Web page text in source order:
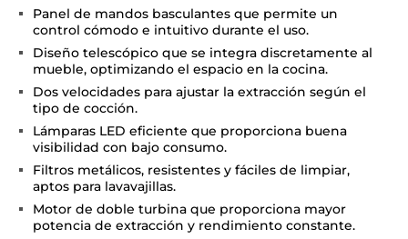
Panel de mandos basculantes que permite un
control cómodo e intuitivo durante el uso.
Diseño telescópico que se integra discretamente al
mueble, optimizando el espacio en la cocina.
Dos velocidades para ajustar la extracción según el
tipo de cocción.
Lámparas LED eficiente que proporciona buena
visibilidad con bajo consumo.
Filtros metálicos, resistentes y fáciles de limpiar,
aptos para lavavajillas.
Motor de doble turbina que proporciona mayor
potencia de extracción y rendimiento constante.